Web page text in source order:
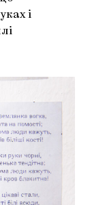
і